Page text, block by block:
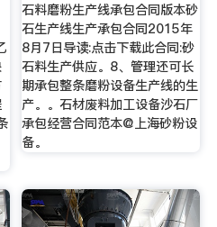
石料磨粉生产线承包合同版本砂
石生产线生产承包合同2015年
8月7日导读:点击下载此合同:砂
石料生产供应。8、管理还可长
期承包整条磨粉设备生产线的生
产。。石材废料加工设备沙石厂
承包经营合同范本@上海砂粉设
备。